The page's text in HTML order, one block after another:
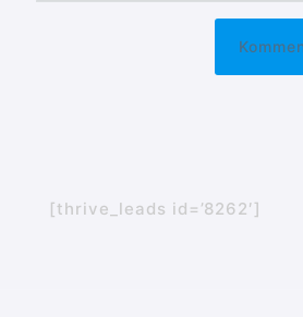
[thrive_leads id=’8262′]